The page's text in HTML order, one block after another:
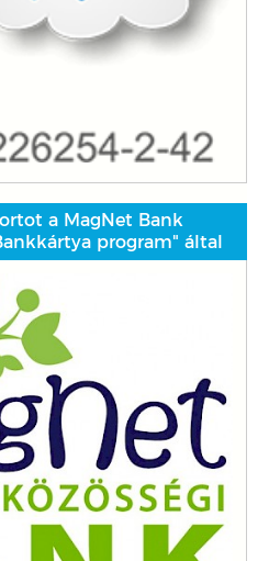
a MagNet Bank
program" által